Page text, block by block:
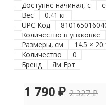
Доступно начиная, с
Вес
0.41 кг
UPC Код
Количество в упаковке
Размеры, см
14.5 ×
Количество
0
Бренд
Ям Ерт
1 790 ₽ 2 327₽